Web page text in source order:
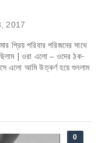
2017
প্রিয় পরিবার পরিজনের সাথে
| ওরা এলো – ওদের ঠক-
এলো আমি উত্কর্ণ হয়ে শুনলাম
0